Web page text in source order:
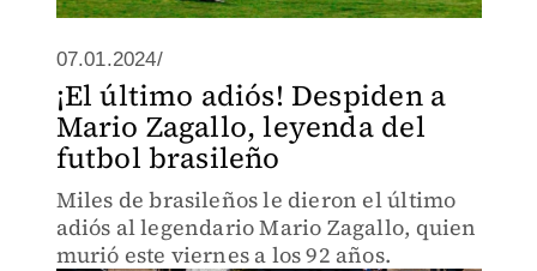
07.01.2024/
¡El último adiós! Despiden a
Mario Zagallo, leyenda del
futbol brasileño
Miles de brasileños le dieron el último
adiós al legendario Mario Zagallo, quien
murió este viernes a los 92 años.